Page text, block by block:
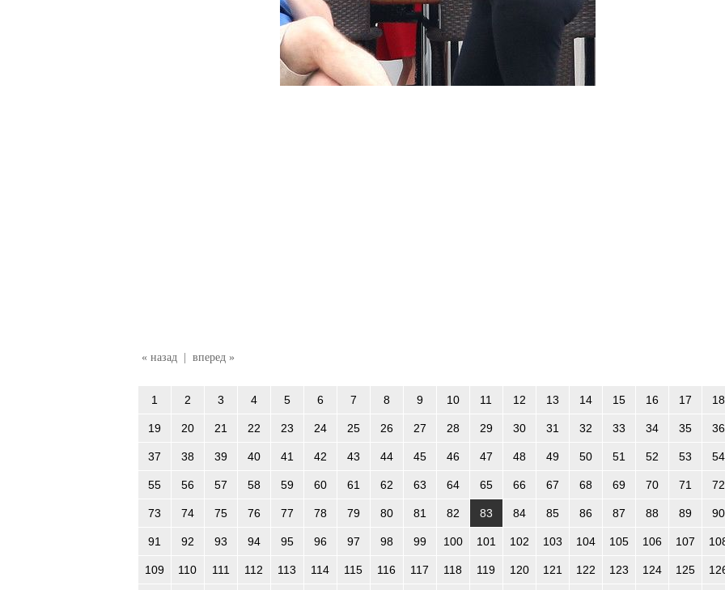
« назад вперед »
1 2 3 4 5 6 7 8 9 10 11 12 13 14 15 16 17 18
19 20 21 22 23 24 25 26 27 28 29 30 31 32 33 34 35 36
37 38 39 40 41 42 43 44 45 46 47 48 49 50 51 52 53 54
55 56 57 58 59 60 61 62 63 64 65 66 67 68 69 70 71 72
73 74 75 76 77 78 79 80 81 82 83 84 85 86 87 88 89 90
91 92 93 94 95 96 97 98 99 100 101 102 103 104 105 106 107
109 110 111 112 113 114 115 116 117 118 119 120 121 122 123 124 125